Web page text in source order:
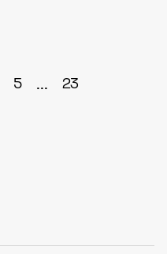
5 ... 23